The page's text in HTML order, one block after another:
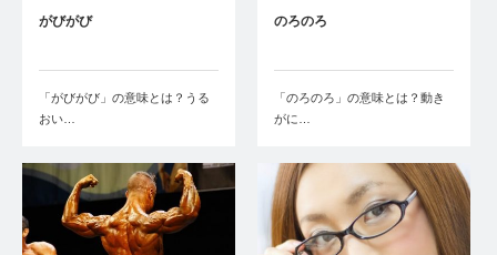
がびがび
「がびがび」の意味とは？うる
おい…
のろのろ
「のろのろ」の意味とは？動き
がに…